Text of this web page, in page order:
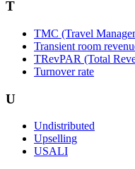
T
TMC (Travel
Transient room
TRevPAR (Total
Turnover rate
U
Undistributed
Upselling
USALI